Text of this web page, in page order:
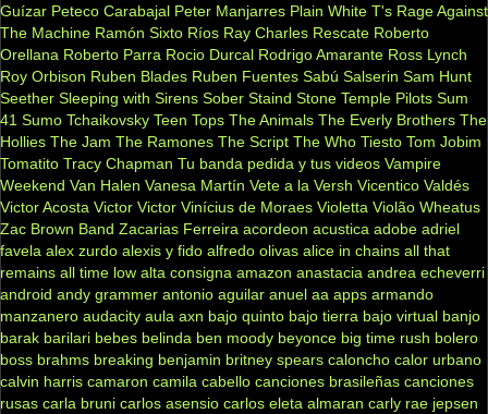
Guízar Peteco Carabajal Peter Manjarres Plain White T's Rage Against
The Machine Ramón Sixto Ríos Ray Charles Rescate Roberto
Orellana Roberto Parra Rocio Durcal Rodrigo Amarante Ross Lynch
Roy Orbison Ruben Blades Ruben Fuentes Sabú Salserin Sam Hunt
Seether Sleeping with Sirens Sober Staind Stone Temple Pilots Sum
41 Sumo Tchaikovsky Teen Tops The Animals The Everly Brothers The
Hollies The Jam The Ramones The Script The Who Tiesto Tom Jobim
Tomatito Tracy Chapman Tu banda pedida y tus videos Vampire
Weekend Van Halen Vanesa Martín Vete a la Versh Vicentico Valdés
Victor Acosta Victor Victor Vinícius de Moraes Violetta Violão Wheatus
Zac Brown Band Zacarias Ferreira acordeon acustica adobe adriel
favela alex zurdo alexis y fido alfredo olivas alice in chains all that
remains all time low alta consigna amazon anastacia andrea echeverri
android andy grammer antonio aguilar anuel aa apps armando
manzanero audacity aula axn bajo quinto bajo tierra bajo virtual banjo
barak barilari bebes belinda ben moody beyonce big time rush bolero
boss brahms breaking benjamin britney spears caloncho calor urbano
calvin harris camaron camila cabello canciones brasileñas canciones
rusas carla bruni carlos asensio carlos eleta almaran carly rae jepsen